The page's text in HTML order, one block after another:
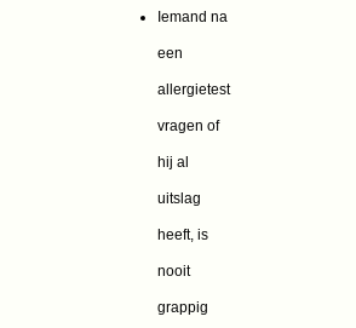
Iemand na
een
allergietest
vragen of
hij al
uitslag
heeft, is
nooit
grappig